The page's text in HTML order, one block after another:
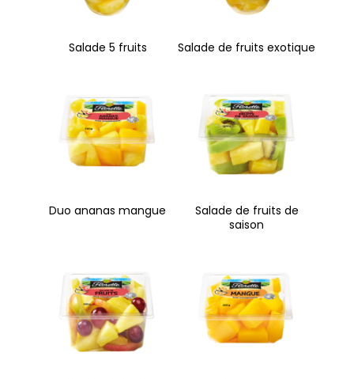
Salade 5 fruits Salade de fruits exotique
Duo ananas mangue
Salade de fruits de
saison